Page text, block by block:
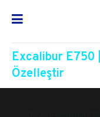
Excalibur E750
Özelleştir